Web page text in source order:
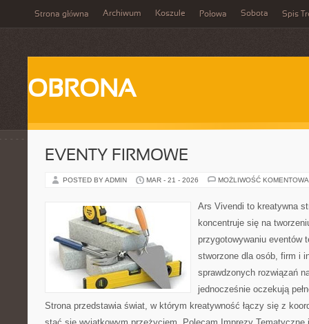
Strona główna Archiwum Koszule Połowa Sobota Spis
OBRONA
EVENTY FIRMOWE
POSTED BY ADMIN MAR - 21 - 2026 MOŻLIWOŚĆ
Ars Vivendi to kreatywna
koncentruje się na
przygotowywaniu eventów
stworzone dla osób, firm i
sprawdzonych rozwiązań
jednocześnie oczekują
Strona przedstawia świat, w którym kreatywność łączy się z